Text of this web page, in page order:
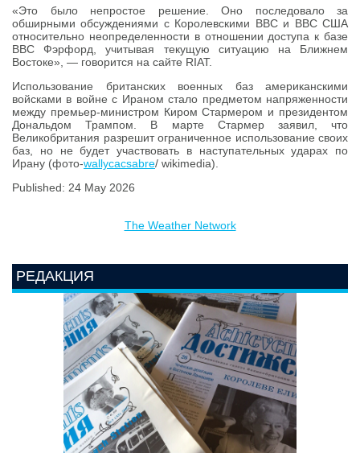
«Это было непростое решение. Оно последовало за
обширными обсуждениями с Королевскими ВВС и ВВС США
относительно неопределенности в отношении доступа к базе
ВВС Фэрфорд, учитывая текущую ситуацию на Ближнем
Востоке», — говорится на сайте RIAT.
Использование британских военных баз американскими
войсками в войне с Ираном стало предметом напряженности
между премьер-министром Киром Стармером и президентом
Дональдом Трампом. В марте Стармер заявил, что
Великобритания разрешит ограниченное использование своих
баз, но не будет участвовать в наступательных ударах по
Ирану (фото-wallycacsabre/ wikimedia).
Published: 24 May 2026
The Weather Network
РЕДАКЦИЯ